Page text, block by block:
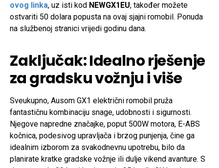
ovog linka, uz isti kod NEWGX1EU, također možete
ostvariti 50 dolara popusta na ovaj sjajni romobil. Ponuda
na službenoj stranici vrijedi godinu dana.
Zaključak: Idealno rješenje
za gradsku vožnju i više
Sveukupno, Ausom GX1 električni romobil pruža
fantastičnu kombinaciju snage, udobnosti i sigurnosti.
Njegove napredne značajke, poput 500W motora, E-ABS
kočnica, podesivog upravljača i brzog punjenja, čine ga
idealnim izborom za svakodnevnu upotrebu, bilo da
planirate kratke gradske vožnje ili dulje vikend avanture. S